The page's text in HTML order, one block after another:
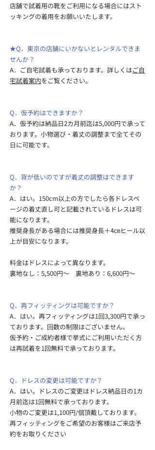
店舗で試着用の靴をご利用になる場合にはスト
ッキングの着用をお願いいたします。
★Q．東京の店舗にいかないとレンタルできま
せんか？
A．ご自宅試着も承っております。詳しくはご自
宅試着案内をご覧ください。
Q．仮予約はできますか？
A．仮予約は納品日2カ月前迄は5,000円で承って
おります。​小物選び・着丈の調整まで全てその
日に可能です。
Q．背が低いのですが着丈の調整はできます
か？
A．はい。150cm以上の方でしたら各ドレスペ
ージの着丈直し可と記載されているドレスは可
能になります。
推奨身長がある場合には推奨身長＋4㎝ヒール以
上が目安になります。
料金はドレスによって異なります。
裏地なし：5,500円～ 裏地あり：6,600円～
Q．再フィッティングは可能ですか？
A．はい。再フィッティングは1回3,300円で承っ
ております。回数の制限はございません。
仮予約・ご成約者様で挙式にご利用いただく方
は再試着を1回無料で承っております。​
Q．ドレスの変更は可能ですか？
A．はい。ドレスのご変更はドレス納品日の1カ
月前迄は1回無料で承っております。
小物のご変更は1,100円/個頂戴しております。
再フィッティングをご希望のお客様はご来店予
約をお取りください​​​​​​​​